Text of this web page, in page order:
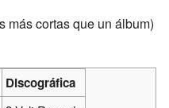
más cortas que un álbum)
Discográfica